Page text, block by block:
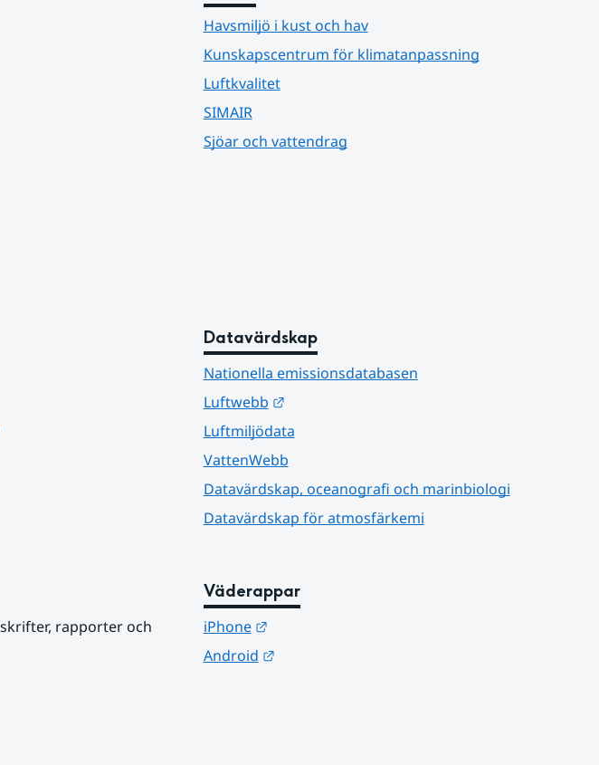
Havsmiljö i kust och hav
Kunskapscentrum för klimatanpassning
Luftkvalitet
SIMAIR
Sjöar och vattendrag
Datavärdskap
Nationella emissionsdatabasen
Luftwebb
Länk till annan webbplats.
Luftmiljödata
VattenWebb
Datavärdskap, oceanografi och marinbiologi
Datavärdskap för atmosfärkemi
rapporter och
Väderappar
iPhone
Länk till annan webbplats.
Android
Länk till annan webbplats.